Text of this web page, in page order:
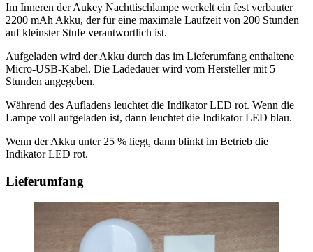
Im Inneren der Aukey Nachttischlampe werkelt ein fest verbauter
2200 mAh Akku, der für eine maximale Laufzeit von 200 Stunden
auf kleinster Stufe verantwortlich ist.
Aufgeladen wird der Akku durch das im Lieferumfang enthaltene
Micro-USB-Kabel. Die Ladedauer wird vom Hersteller mit 5
Stunden angegeben.
Während des Aufladens leuchtet die Indikator LED rot. Wenn die
Lampe voll aufgeladen ist, dann leuchtet die Indikator LED blau.
Wenn der Akku unter 25 % liegt, dann blinkt im Betrieb die
Indikator LED rot.
Lieferumfang